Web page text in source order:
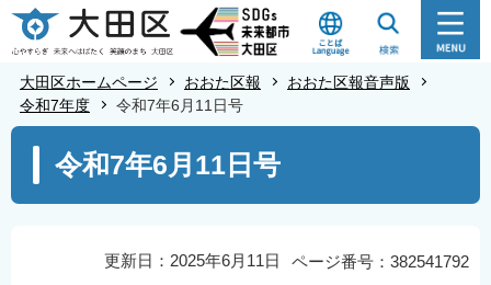
こ
の
ジ
大田区ホームページ おおた区報
おおた区報音声版
令和7年度
令和7年6月11日号
こ
令和7年6月11日号
ページ番号：382541792
更新日：2025年6月11日